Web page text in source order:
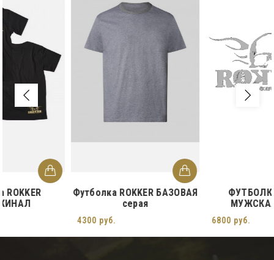
Футболка ROKKER БАЗОВАЯ
ФУТБОЛКА ГАРАЖ
МУЖСКАЯ БЕЛАЯ